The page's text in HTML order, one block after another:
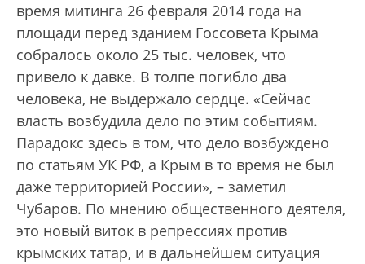
время митинга 26 февраля 2014 года на
площади перед зданием Госсовета Крыма
собралось около 25 тыс. человек, что
привело к давке. В толпе погибло два
человека, не выдержало сердце. «Сейчас
власть возбудила дело по этим событиям.
Парадокс здесь в том, что дело возбуждено
по статьям УК РФ, а Крым в то время не был
даже территорией России», – заметил
Чубаров. По мнению общественного деятеля,
это новый виток в репрессиях против
крымских татар, и в дальнейшем ситуация